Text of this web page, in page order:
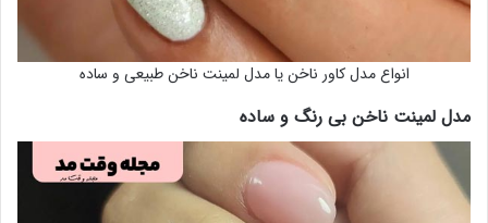
انواع مدل کاور ناخن یا مدل لمینت ناخن طبیعی و ساده
مدل لمینت ناخن بی رنگ و ساده